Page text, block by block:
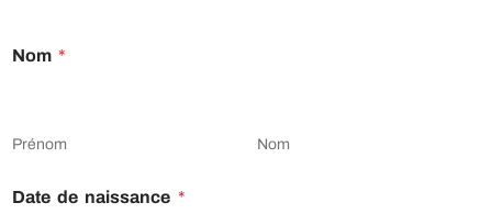
Nom*
Prénom Nom
Date de naissance *